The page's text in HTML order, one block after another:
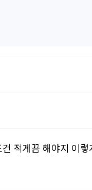
적게끔 해야지 이